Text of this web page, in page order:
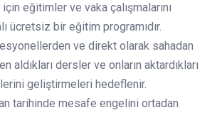
eğitimler ve vaka çalışmalarını
ücretsiz bir eğitim programıdır.
ve direkt olarak sahadan
aldıkları dersler ve onların aktardıkları
geliştirmeleri hedeflenir.
tarihinde mesafe engelini ortadan